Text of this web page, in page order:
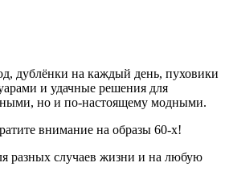
дублёнки на каждый день, пуховики
и удачные решения для
но и по-настоящему модными.
внимание на образы 60-х!
разных случаев жизни и на любую